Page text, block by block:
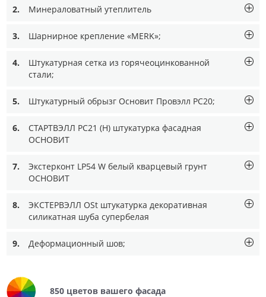
2. Минераловатный утеплитель
3. Шарнирное крепление «MERK»;
4.
Штукатурная сетка из горячеоцинкованной
стали;
5. Штукатурный обрызг Основит Провэлл PC20;
6.
СТАРТВЭЛЛ PC21 (Н) штукатурка фасадная
ОСНОВИТ
7.
Экстерконт LP54 W белый кварцевый грунт
ОСНОВИТ
8.
ЭКСТЕРВЭЛЛ ОSt штукатурка декоративная
силикатная шуба супербелая
9. Деформационный шов;
850 цветов вашего фасада